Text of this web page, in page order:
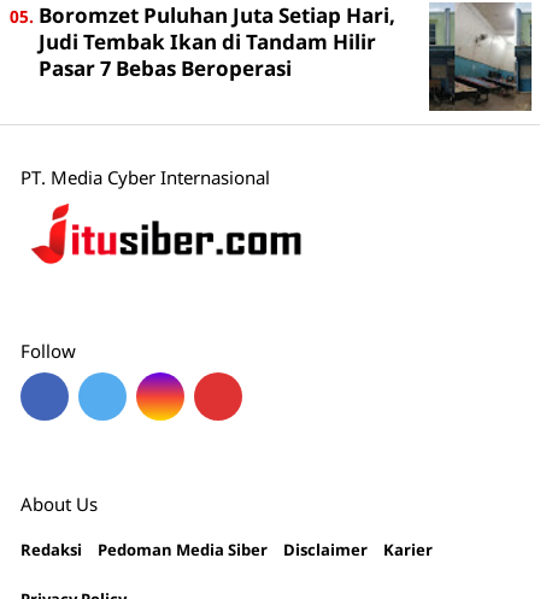
Boromzet Puluhan Juta Setiap Hari,
Judi Tembak Ikan di Tandam Hilir
Pasar 7 Bebas Beroperasi
PT. Media Cyber Internasional
Follow
About Us
Redaksi Pedoman Media Siber Disclaimer Karier